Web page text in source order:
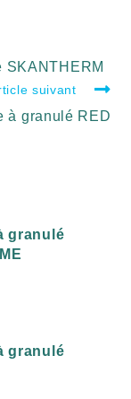
SKANTHERM
suivant
à granulé RED
granulé
granulé